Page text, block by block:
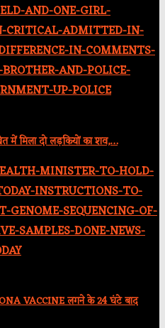
में मिला दो लड़कियों का शव,…
VACCINE लगने के 24 घंटे बाद